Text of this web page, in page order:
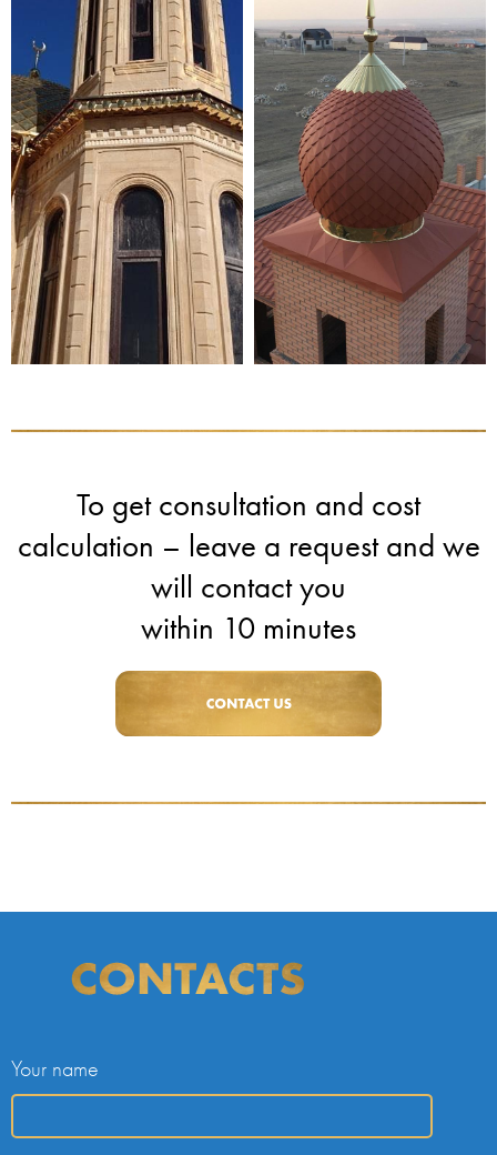
To get consultation and cost
calculation – leave a request and we
will contact you
within 10 minutes
Your name